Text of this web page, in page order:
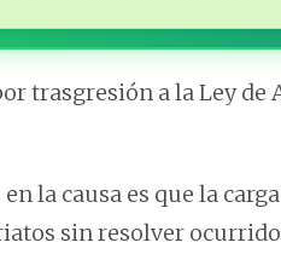
trasgresión a la Ley de
en la causa es que la
sin resolver